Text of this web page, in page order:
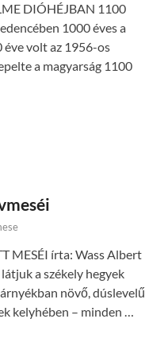
DIÓHÉJBAN 1100
1000 éves a
éve volt az 1956-os
a magyarság 1100
MESÉI írta: Wass Albert
a székely hegyek
növő, dúslevelű
kelyhében – minden …